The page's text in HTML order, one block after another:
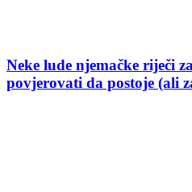
Neke lude njemačke riječi
povjerovati da postoje (ali